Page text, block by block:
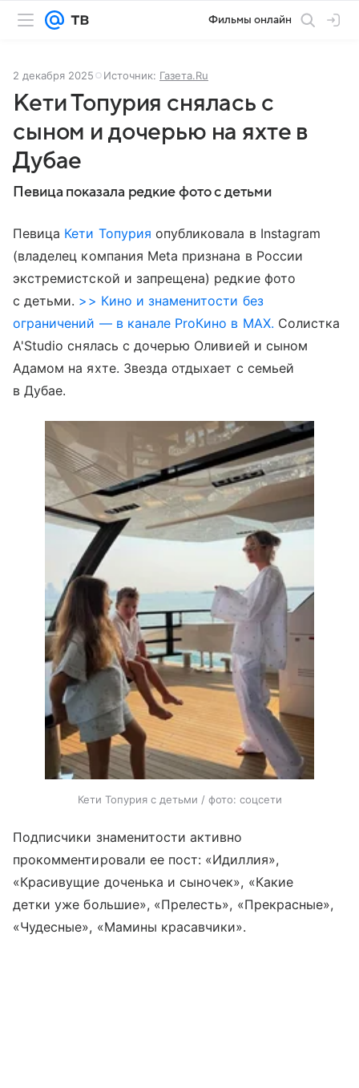
Фильмы онлайн
2 декабря 2025 Источник: Газета.Ru
Кети Топурия снялась с
сыном и дочерью на яхте в
Дубае
Певица показала редкие фото с детьми
Певица Кети Топурия опубликовала в Instagram
(владелец компания Meta признана в России
экстремистской и запрещена) редкие фото
с детьми. >> Кино и знаменитости без
ограничений — в канале ProКино в MAX. Солистка
A'Studio снялась с дочерью Оливией и сыном
Адамом на яхте. Звезда отдыхает с семьей
в Дубае.
Кети Топурия с детьми / фото: соцсети
Подписчики знаменитости активно
прокомментировали ее пост: «Идиллия»,
«Красивущие доченька и сыночек», «Какие
детки уже большие», «Прелесть», «Прекрасные»,
«Чудесные», «Мамины красавчики».